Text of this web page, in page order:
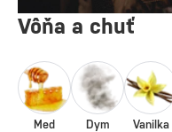
Vôňa a chuť
Med Dym Vanilka